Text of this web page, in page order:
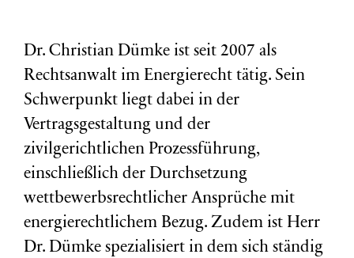
Dr. Christian Dümke ist seit 2007 als
Rechtsanwalt im Energierecht tätig. Sein
Schwerpunkt liegt dabei in der
Vertragsgestaltung und der
zivilgerichtlichen Prozessführung,
einschließlich der Durchsetzung
wettbewerbsrechtlicher Ansprüche mit
energierechtlichem Bezug. Zudem ist Herr
Dr. Dümke spezialisiert in dem sich ständig